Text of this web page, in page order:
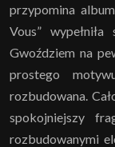
przypomina
Vous”
Gwoździem na
prostego
rozbudowana.
spokojniejszy
rozbudowanymi